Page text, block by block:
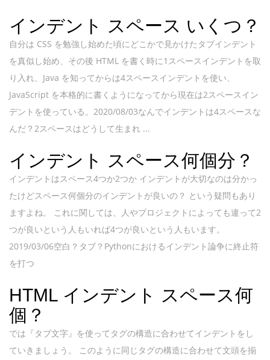
インデント スペース いくつ？
自分は CSS を勉強し始めた頃にどこかで見かけたタブインデント
を真似し始め、その後 HTML を書く時に1スペースインデントを取
り入れ、Java を知ってからは4スペースインデントを使い、
JavaScript を本格的に書くようになってから現在は2スペースイン
デントを使っている。2020/08/03なんでインデントは4スペースな
んだ？2スペースはどうして生まれ ...
インデント スペース何個分？
インデントはスペース4つか2つか インデントが大切なのは分かっ
たけどスペース何個分のインデントが良いの？ という疑問もあり
ますよね。 これに関しては、人やプロジェクトによっても違って2
つが良いという人もいれば4つが良いという人もいます。
2019/03/06空白？タブ？Pythonにおけるインデント論争に終止符
を打つ
HTML インデント スペース何
個？
では『タブ文字』を使ってタグの構造に合わせてインデントをし
ていきましょう。 このように同じタグの構造に合わせて文頭を揃